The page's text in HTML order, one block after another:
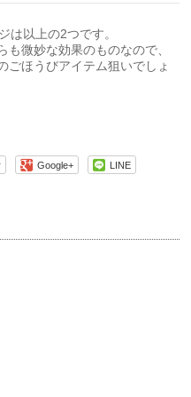
は以上の2つです。
微妙な効果のものなので、
ごほうびアイテム狙いでしょ
Google+ LINE